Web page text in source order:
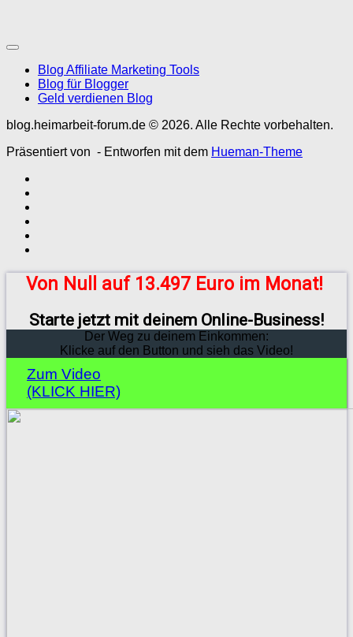
Blog Affiliate Marketing Tools
Blog für Blogger
Geld verdienen Blog
blog.heimarbeit-forum.de © 2026. Alle Rechte vorbehalten.
Präsentiert von - Entworfen mit dem Hueman-Theme
Von Null auf 13.497 Euro im Monat!
Starte jetzt mit deinem Online-Business!
Der Weg zu deinem Einkommen:
Klicke auf den Button und sieh das Video!
Zum Video
(KLICK HIER)